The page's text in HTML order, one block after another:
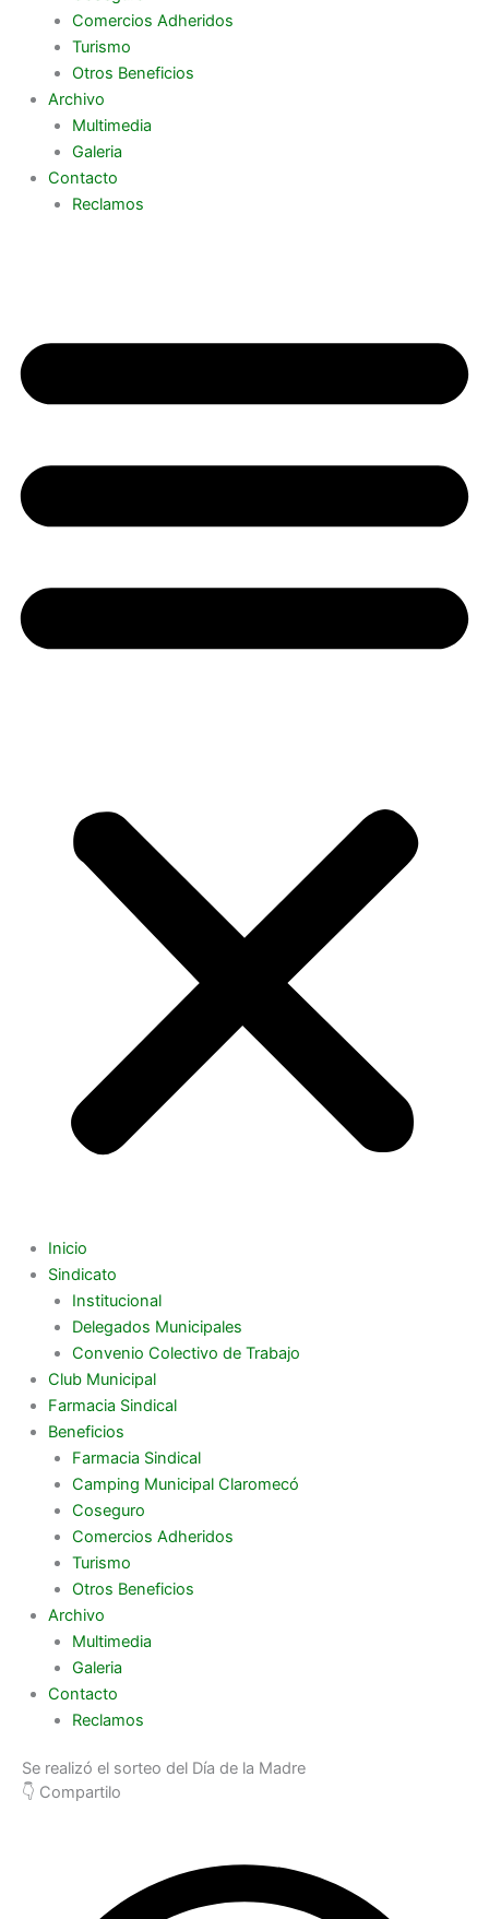
Comercios Adheridos
Turismo
Otros Beneficios
Archivo
Multimedia
Galeria
Contacto
Reclamos
Inicio
Sindicato
Institucional
Delegados Municipales
Convenio Colectivo de Trabajo
Club Municipal
Farmacia Sindical
Beneficios
Farmacia Sindical
Camping Municipal Claromecó
Coseguro
Comercios Adheridos
Turismo
Otros Beneficios
Archivo
Multimedia
Galeria
Contacto
Reclamos
Se realizó el sorteo del Día de la Madre
👇 Compartilo